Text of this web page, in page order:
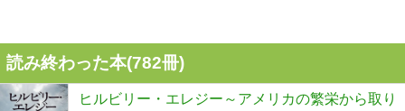
読み終わった本(782冊)
ヒルビリー・エレジー～アメリカの繁栄から取り